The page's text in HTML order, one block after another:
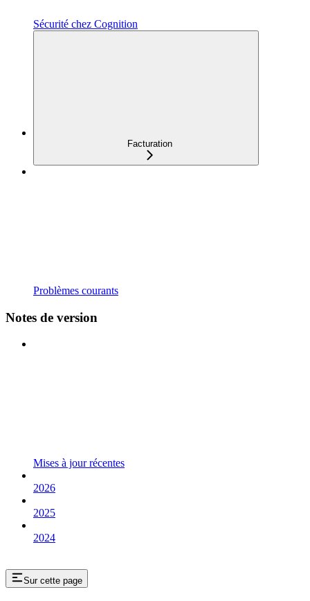
Sécurité chez Cognition
Facturation
Problèmes courants
Notes de version
Mises à jour récentes
2026
2025
2024
Sur cette page